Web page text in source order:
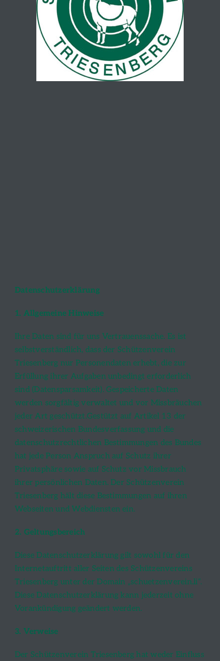
Datenschutzerklärung
1. Allgemeine Hinweise
Ihre Daten sind für uns Vertrauenssache. Es ist
selbstverständlich, dass der Schützenverein
Triesenberg nur Personendaten erhebt, die zur
Erfüllung ihrer Aufgaben unbedingt erforderlich
sind (Datensparsamkeit). Gespeicherte Daten
werden sorgfältig verwaltet und vor Missbräuchen
jeder Art geschützt.Gestützt auf Artikel 13 der
schweizerischen Bundesverfassung und die
datenschutzrechtlichen Bestimmungen des Bundes
hat jede Person Anspruch auf Schutz ihrer
Privatsphäre sowie auf Schutz vor Missbrauch
ihrer persönlichen Daten. Der Schützenverein
Triesenberg hält diese Bestimmungen auf ihren
Webseiten und Webdiensten ein.
2. Geltungsbereich
Diese Datenschutzerklärung gilt sowohl für den
Internetauftritt aller Seiten des Schützenvereins
Triesenberg unter der Domain „schuetzenverein.li“.
Diese Datenschutzerklärung kann jederzeit ohne
Vorankündigung geändert werden.
3. Verweise
Der Schützenverein Triesenberg hat weder Einfluss